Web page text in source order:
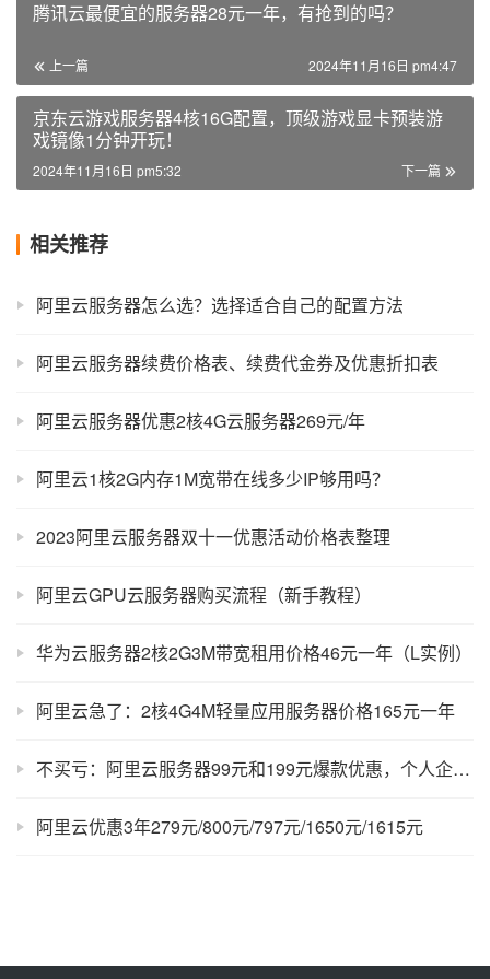
腾讯云最便宜的服务器28元一年，有抢到的吗？
上一篇 2024年11月16日 pm4:47
京东云游戏服务器4核16G配置，顶级游戏显卡预装游
戏镜像1分钟开玩！
下一篇
2024年11月16日 pm5:32
相关推荐
阿里云服务器怎么选？选择适合自己的配置方法
阿里云服务器续费价格表、续费代金券及优惠折扣表
阿里云服务器优惠2核4G云服务器269元/年
阿里云1核2G内存1M宽带在线多少IP够用吗？
2023阿里云服务器双十一优惠活动价格表整理
阿里云GPU云服务器购买流程（新手教程）
华为云服务器2核2G3M带宽租用价格46元一年（L实例）
阿里云急了：2核4G4M轻量应用服务器价格165元一年
不买亏：阿里云服务器99元和199元爆款优惠，个人企业新老均可！
阿里云优惠3年279元/800元/797元/1650元/1615元